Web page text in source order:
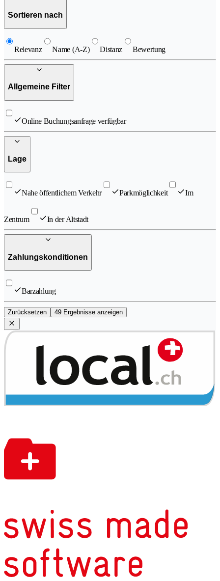
Sortieren nach
Relevanz Name (A-Z) Distanz Bewertung
Allgemeine Filter
Online Buchungsanfrage verfügbar
Lage
Nahe öffentlichem Verkehr Parkmöglichkeit Im
Zentrum In der Altstadt
Zahlungskonditionen
Barzahlung
Zurücksetzen 49 Ergebnisse anzeigen